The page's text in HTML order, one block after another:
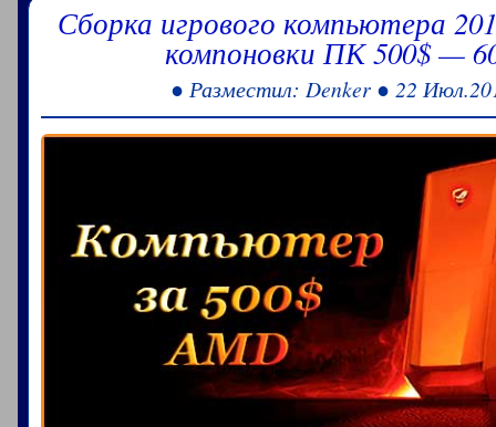
Сборка игрового компьютера
компоновки ПК 500$ —
● Разместил: Denker ● 22